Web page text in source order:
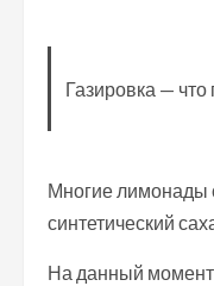
Газировка — что
Многие лимонады
синтетический
На данный